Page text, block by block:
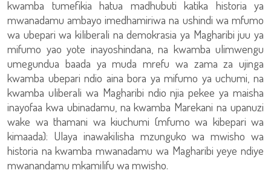
kwamba tumefikia hatua madhubuti katika historia ya
mwanadamu ambayo imedhamiriwa na ushindi wa mfumo
wa ubepari wa kiliberali na demokrasia ya Magharibi juu ya
mifumo yao yote inayoshindana, na kwamba ulimwengu
umegundua baada ya muda mrefu wa zama za ujinga
kwamba ubepari ndio aina bora ya mifumo ya uchumi, na
kwamba uliberali wa Magharibi ndio njia pekee ya maisha
inayofaa kwa ubinadamu, na kwamba Marekani na upanuzi
wake wa thamani wa kiuchumi (mfumo wa kibepari wa
kimaada): Ulaya inawakilisha mzunguko wa mwisho wa
historia na kwamba mwanadamu wa Magharibi yeye ndiye
mwanandamu mkamilifu wa mwisho.